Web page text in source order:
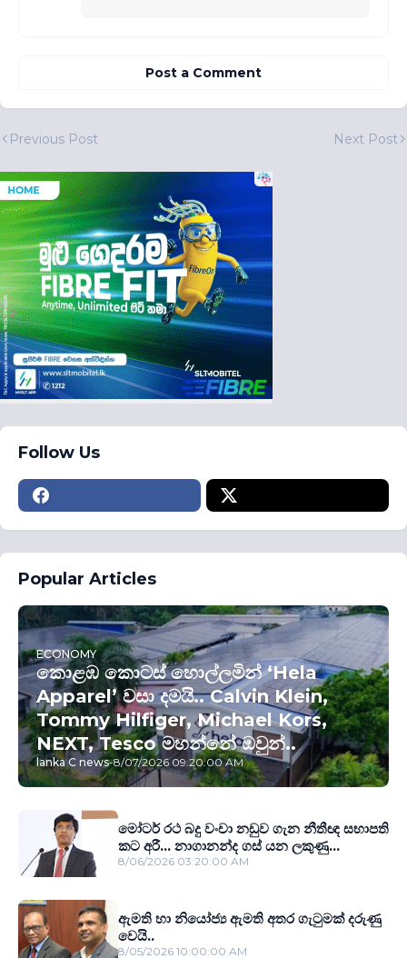
Post a Comment
Previous Post Next Post
Follow Us
Popular Articles
ECONOMY
කොළඹ කොටස් හොල්ලමින් ‘Hela
Apparel’ වසා දමයි.. Calvin Klein,
Tommy Hilfiger, Michael Kors,
NEXT, Tesco මහන්නේ ඔවුන්..
lanka C news-8/07/2026 09:20:00 AM
මෝටර් රථ බදු වංචා නඩුව ගැන නීතීඥ සභාපති
කට අරී... නාගානන්ද ගස් යන ලකුණු...
8/06/2026 03:20:00 AM
ඇමති හා නියෝජ්‍ය ඇමති අතර ගැටුමක් දරුණු
වෙයි..
8/05/2026 10:00:00 AM